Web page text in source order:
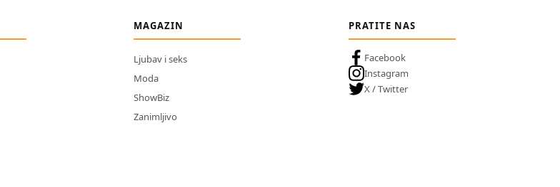
MAGAZIN
Ljubav i seks
Moda
ShowBiz
Zanimljivo
PRATITE NAS
Facebook
Instagram
X / Twitter